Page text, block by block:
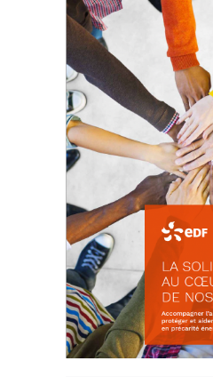
d’intérêts
18 septembre 2023
FEUILLETER